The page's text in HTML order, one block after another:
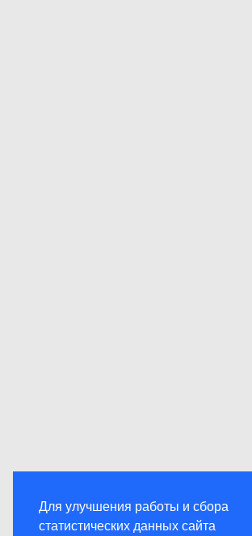
Для улучшения работы и сбора
статистических данных сайта